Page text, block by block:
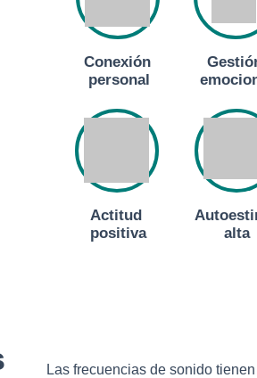
Conexión
personal
Actitud
positiva
alta
Las frecuencias de sonido